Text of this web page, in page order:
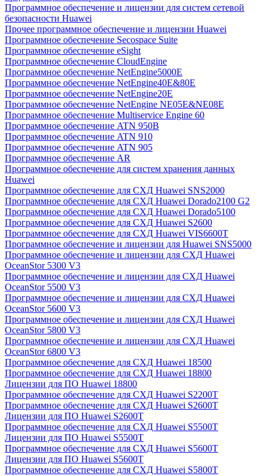
Программное обеспечение и лицензии для систем сетевой
безопасности Huawei
Прочее программное обеспечение и лицензии Huawei
Программное обеспечение Secospace Suite
Программное обеспечение eSight
Программное обеспечение CloudEngine
Программное обеспечение NetEngine5000E
Программное обеспечение NetEngine40E&80E
Программное обеспечение NetEngine20E
Программное обеспечение NetEngine NE05E&NE08E
Программное обеспечение Multiservice Engine 60
Программное обеспечение ATN 950B
Программное обеспечение ATN 910
Программное обеспечение ATN 905
Программное обеспечение AR
Программное обеспечение для систем хранения данных
Huawei
Программное обеспечение для СХД Huawei SNS2000
Программное обеспечение для СХД Huawei Dorado2100 G2
Программное обеспечение для СХД Huawei Dorado5100
Программное обеспечение для СХД Huawei S2600
Программное обеспечение для СХД Huawei VIS6600T
Программное обеспечение и лицензии для Huawei SNS5000
Программное обеспечение и лицензии для СХД Huawei
OceanStor 5300 V3
Программное обеспечение и лицензии для СХД Huawei
OceanStor 5500 V3
Программное обеспечение и лицензии для СХД Huawei
OceanStor 5600 V3
Программное обеспечение и лицензии для СХД Huawei
OceanStor 5800 V3
Программное обеспечение и лицензии для СХД Huawei
OceanStor 6800 V3
Программное обеспечение для СХД Huawei 18500
Программное обеспечение для СХД Huawei 18800
Лицензии для ПО Huawei 18800
Программное обеспечение для СХД Huawei S2200T
Программное обеспечение для СХД Huawei S2600T
Лицензии для ПО Huawei S2600T
Программное обеспечение для СХД Huawei S5500T
Лицензии для ПО Huawei S5500T
Программное обеспечение для СХД Huawei S5600T
Лицензии для ПО Huawei S5600T
Программное обеспечение для СХД Huawei S5800T